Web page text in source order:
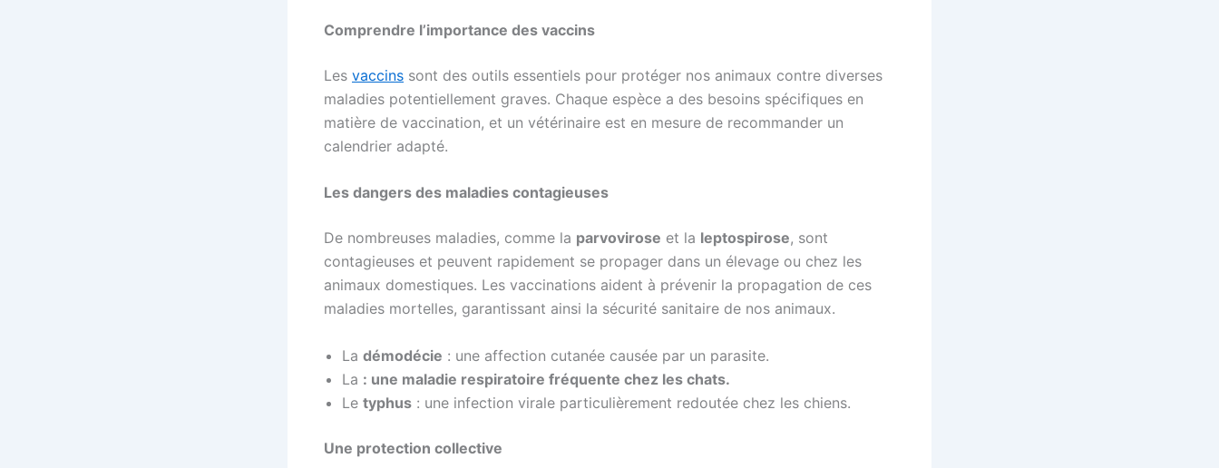
Comprendre l’importance des vaccins
Les vaccins sont des outils essentiels pour protéger nos animaux contre diverses
maladies potentiellement graves. Chaque espèce a des besoins spécifiques en
matière de vaccination, et un vétérinaire est en mesure de recommander un
calendrier adapté.
Les dangers des maladies contagieuses
De nombreuses maladies, comme la parvovirose et la leptospirose, sont
contagieuses et peuvent rapidement se propager dans un élevage ou chez les
animaux domestiques. Les vaccinations aident à prévenir la propagation de ces
maladies mortelles, garantissant ainsi la sécurité sanitaire de nos animaux.
La démodécie : une affection cutanée causée par un parasite.
La : une maladie respiratoire fréquente chez les chats.
Le typhus : une infection virale particulièrement redoutée chez les chiens.
Une protection collective